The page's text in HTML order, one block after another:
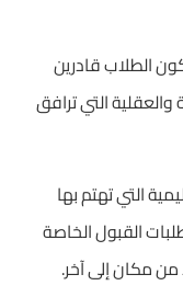
الطلاب قادرين
التي ترافق
التي تهتم بها
القبول الخاصة
مكان إلى آخر.